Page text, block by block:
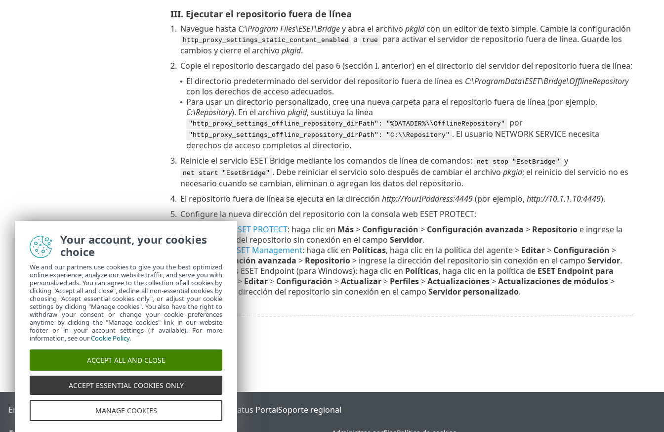
III. Ejecutar el repositorio fuera de línea
1. Navegue hasta C:\Program Files\ESET\Bridgey abra el archivo pkgidcon un editor de texto simple. Cambie la configuración
http_proxy_settings_static_content_enabled a true
para activar el servidor de repositorio fuera de línea. Guarde los
cambios y cierre el archivo pkgid.
2. Copie el repositorio descargado del paso 6 (sección I. anterior) en el directorio del servidor del repositorio fuera de línea:
• El directorio predeterminado del servidor del repositorio fuera de línea es C:\ProgramData\ESET\Bridge\OfflineRepository
con los derechos de acceso adecuados.
• Para usar un directorio personalizado, cree una nueva carpeta para el repositorio fuera de línea (por ejemplo,
C:\Repository). En el archivo pkgid, sustituya la línea
"http_proxy_settings_offline_repository_dirPath": "%DATADIR%\\OfflineRepository" por
"http_proxy_settings_offline_repository_dirPath": "C:\\Repository" . El usuario NETWORK SERVICE necesita
derechos de acceso completos al directorio.
3. Reinicie el servicio ESET Bridge mediante los comandos de línea de comandos: net stop "EsetBridge" y
net start "EsetBridge" . Debe reiniciar el servicio solo después de cambiar el archivo pkgid; el reinicio del servicio no es
necesario cuando se cambian, eliminan o agregan los datos del repositorio.
4. El repositorio fuera de línea se ejecuta en la dirección http://YourIPaddress:4449(por ejemplo, http://10.1.1.10:4449).
5. Configure la nueva dirección del repositorio con la consola web ESET PROTECT:
Servidor ESET PROTECT: haga clic en Más> Configuración > Configuración avanzada > Repositorioe ingrese la
dirección del repositorio sin conexión en el campo Servidor.
Agentes ESET Management: haga clic en Políticas, haga clic en la política del agente > Editar> Configuración >
Configuración avanzada > Repositorio> ingrese la dirección del repositorio sin conexión en el campo Servidor.
c. Productos ESET Endpoint (para Windows): haga clic en Políticas, haga clic en la política de ESET Endpoint para
Windows
> Editar> Configuración >Actualizar> Perfiles>Actualizaciones>Actualizaciones de módulos>
ingrese la dirección del repositorio sin conexión en el campo Servidor personalizado.
End of Life Base de conocimiento de ESET ESET Status PortalSoporte regional
Your account, your cookies
choice
We and our partners use cookies to give you the best optimized
online experience, analyze our website traffic, and serve you with
personalized ads. You can agree to the collection of all cookies by
clicking "Accept all and close", decline all non-essential cookies by
choosing "Accept essential cookies only", or adjust your cookie
settings by clicking "Manage cookies". You also have the right to
withdraw your consent or change your cookie preferences
anytime by clicking the "Manage cookies" link in our website
footer or in your account settings (if available). For more
information, see ourCookie Policy.
ACCEPT ALL AND CLOSE
ACCEPT ESSENTIAL COOKIES ONLY
MANAGE COOKIES